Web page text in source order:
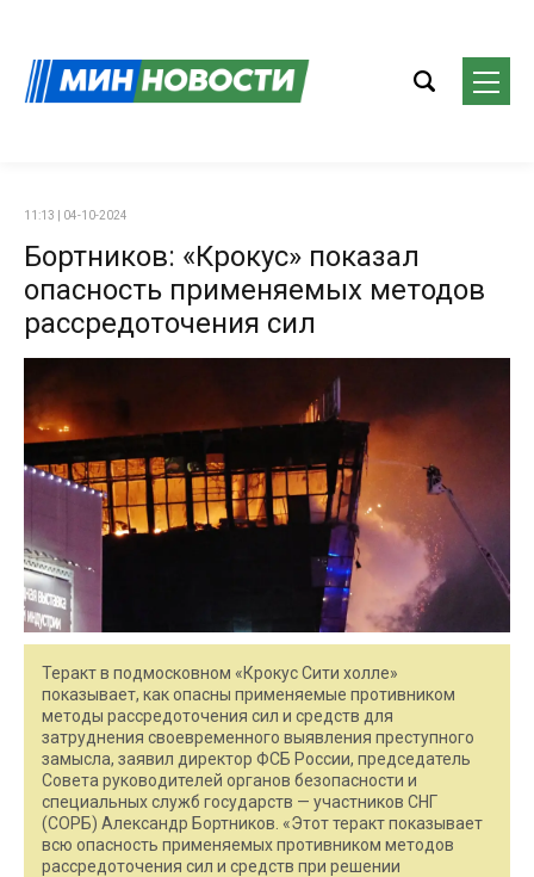
11:13 | 04-10-2024
Бортников: «Крокус» показал
опасность применяемых методов
рассредоточения сил
Теракт в подмосковном «Крокус Сити холле»
показывает, как опасны применяемые противником
методы рассредоточения сил и средств для
затруднения своевременного выявления преступного
замысла, заявил директор ФСБ России, председатель
Совета руководителей органов безопасности и
специальных служб государств — участников СНГ
(СОРБ) Александр Бортников. «Этот теракт показывает
всю опасность применяемых противником методов
рассредоточения сил и средств при решении